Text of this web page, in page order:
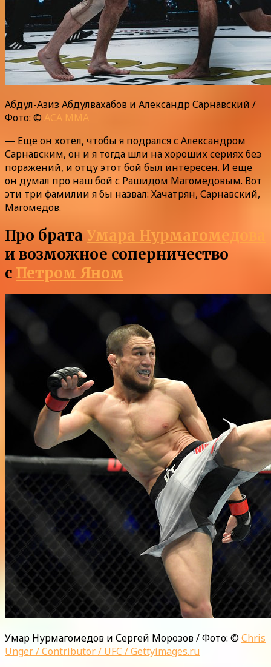
Абдул-Азиз Абдулвахабов и Александр Сарнавский /
Фото: © ACA MMA
— Еще он хотел, чтобы я подрался с Александром
Сарнавским, он и я тогда шли на хороших сериях без
поражений, и отцу этот бой был интересен. И еще
он думал про наш бой с Рашидом Магомедовым. Вот
эти три фамилии я бы назвал: Хачатрян, Сарнавский,
Магомедов.
Про братаУмара Нурмагомедова
и возможное соперничество
с Петром Яном
Умар Нурмагомедов и Сергей Морозов / Фото: © Chris
Unger / Contributor / UFC / Gettyimages.ru